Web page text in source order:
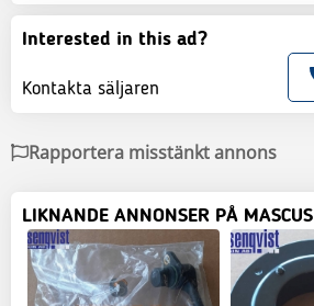
Interested in this ad?
Kontakta säljaren
Rapportera misstänkt annons
LIKNANDE ANNONSER PÅ MASCUS